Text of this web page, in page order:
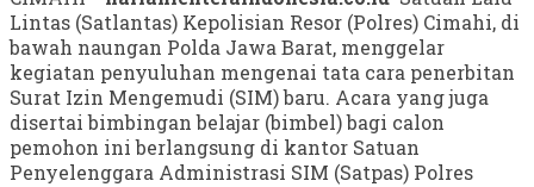
Lintas (Satlantas) Kepolisian Resor (Polres) Cimahi, di
bawah naungan Polda Jawa Barat, menggelar
kegiatan penyuluhan mengenai tata cara penerbitan
Surat Izin Mengemudi (SIM) baru. Acara yang juga
disertai bimbingan belajar (bimbel) bagi calon
pemohon ini berlangsung di kantor Satuan
Penyelenggara Administrasi SIM (Satpas) Polres